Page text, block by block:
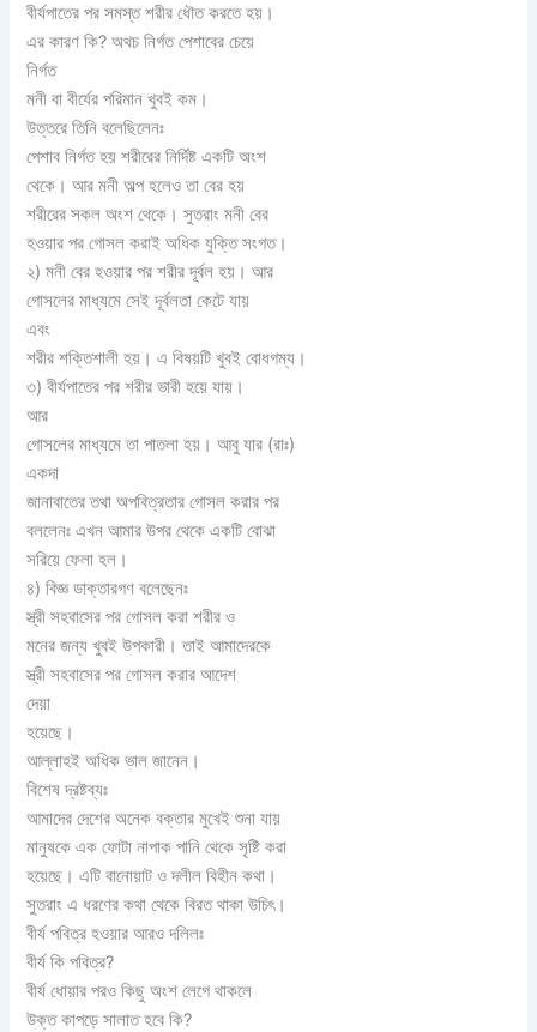
বীর্যপাতের পর সমস্ত শরীর ধৌত করতে হয়।
এর কারণ কি? অথচ নির্গত পেশাবের চেয়ে
নির্গত
মনী বা বীর্যের পরিমান খুবই কম।
উত্তরে তিনি বলেছিলেনঃ
পেশাব নির্গত হয় শরীরের নির্দিষ্ট একটি অংশ
থেকে। আর মনী অল্প হলেও তা বের হয়
শরীরের সকল অংশ থেকে। সুতরাং মনী বের
হওয়ার পর গোসল করাই অধিক যুক্তি সংগত।
২) মনী বের হওয়ার পর শরীর দূর্বল হয়। আর
গোসলের মাধ্যমে সেই দূর্বলতা কেটে যায়
এবং
শরীর শক্তিশালী হয়। এ বিষয়টি খুবই বোধগম্য।
৩) বীর্যপাতের পর শরীর ভারী হয়ে যায়।
আর
গোসলের মাধ্যমে তা পাতলা হয়। আবু যার (রাঃ)
একদা
জানাবাতের তথা অপবিত্রতার গোসল করার পর
বললেনঃ এখন আমার উপর থেকে একটি বোঝা
সরিয়ে ফেলা হল।
৪) বিজ্ঞ ডাক্তারগণ বলেছেনঃ
স্ত্রী সহবাসের পর গোসল করা শরীর ও
মনের জন্য খুবই উপকারী। তাই আমাদেরকে
স্ত্রী সহবাসের পর গোসল করার আদেশ
দেয়া
হয়েছে।
আল্লাহই অধিক ভাল জানেন।
বিশেষ দ্রষ্টব্যঃ
আমাদের দেশের অনেক বক্তার মুখেই শুনা যায়
মানুষকে এক ফোটা নাপাক পানি থেকে সৃষ্টি করা
হয়েছে। এটি বানোয়াট ও দলীল বিহীন কথা।
সুতরাং এ ধরণের কথা থেকে বিরত থাকা উচিৎ।
বীর্য পবিত্র হওয়ার আরও দলিলঃ
বীর্য কি পবিত্র?
বীর্য ধোয়ার পরও কিছু অংশ লেগে থাকলে
উক্ত কাপড়ে সালাত হবে কি?